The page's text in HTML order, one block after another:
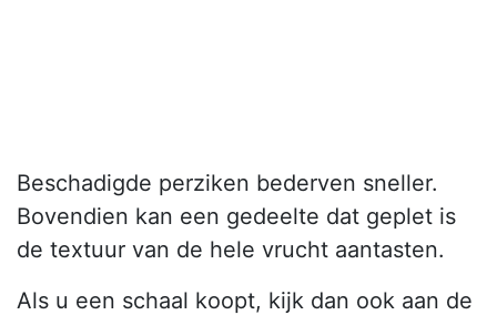
Beschadigde perziken bederven sneller.
Bovendien kan een gedeelte dat geplet is
de textuur van de hele vrucht aantasten.
Als u een schaal koopt, kijk dan ook aan de